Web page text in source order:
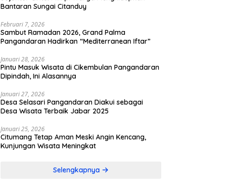
Bantaran Sungai Citanduy
Februari 7, 2026
Sambut Ramadan 2026, Grand Palma
Pangandaran Hadirkan “Mediterranean Iftar”
Januari 28, 2026
Pintu Masuk Wisata di Cikembulan Pangandaran
Dipindah, Ini Alasannya
Januari 27, 2026
Desa Selasari Pangandaran Diakui sebagai
Desa Wisata Terbaik Jabar 2025
Januari 25, 2026
Citumang Tetap Aman Meski Angin Kencang,
Kunjungan Wisata Meningkat
Selengkapnya